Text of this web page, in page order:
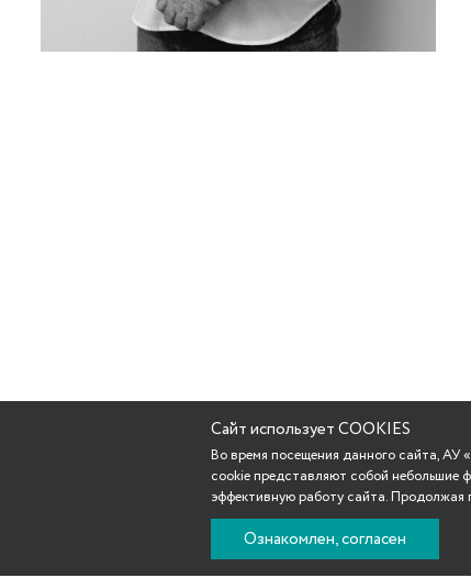
Сайт использует COOKIES
Во время посещения данного сайта, АУ
cookie представляют собой небольшие
эффективную работу сайта. Продолжая
Ознакомлен, согласен